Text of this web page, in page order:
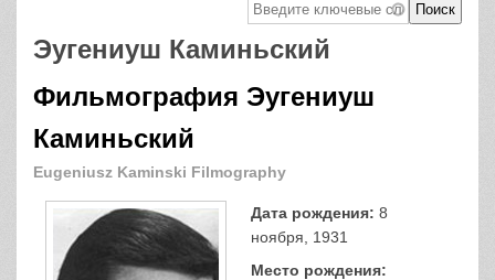
Эугениуш Каминьский
Фильмография Эугениуш
Каминьский
Eugeniusz Kaminski Filmography
Дата рождения: 8
ноября, 1931
Место рождения: